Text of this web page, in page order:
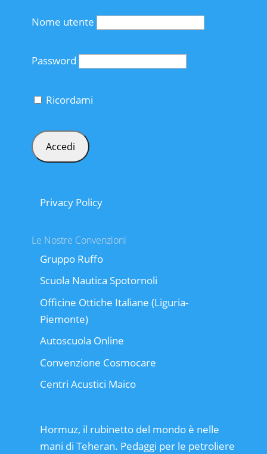
Nome utente
Password
Ricordami
Privacy Policy
Le Nostre Convenzioni
Gruppo Ruffo
Scuola Nautica Spotornoli
Officine Ottiche Italiane (Liguria-
Piemonte)
Autoscuola Online
Convenzione Cosmocare
Centri Acustici Maico
Hormuz, il rubinetto del mondo è nelle
mani di Teheran. Pedaggi per le petroliere